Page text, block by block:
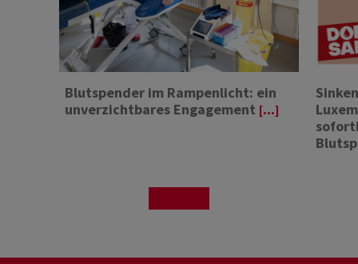
Blutspender im Rampenlicht: ein
unverzichtbares Engagement [...]